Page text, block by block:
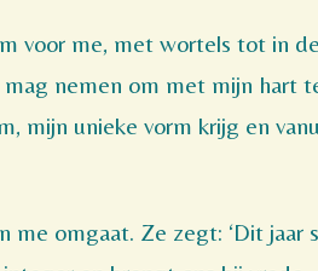
voor me, met wortels tot in
nemen om met mijn hart
mijn unieke vorm krijg en
omgaat. Ze zegt: ‘Dit jaar